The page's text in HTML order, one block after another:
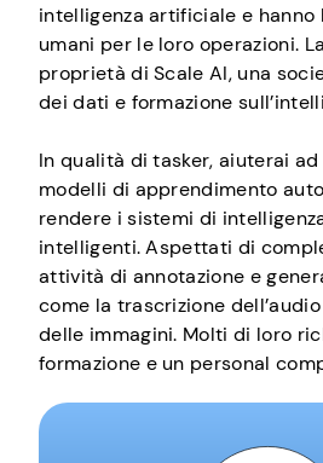
intelligenza artificiale e hanno
umani per le loro operazioni.
proprietà di Scale AI, una
dei dati e formazione
In qualità di tasker, aiuterai
modelli di apprendimento
rendere i sistemi di
intelligenti. Aspettati di
attività di annotazione e
come la trascrizione
delle immagini. Molti di loro
formazione e un personal